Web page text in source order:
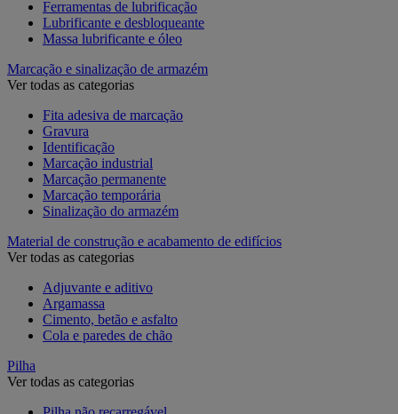
Ferramentas de lubrificação
Lubrificante e desbloqueante
Massa lubrificante e óleo
Marcação e sinalização de armazém
Ver todas as categorias
Fita adesiva de marcação
Gravura
Identificação
Marcação industrial
Marcação permanente
Marcação temporária
Sinalização do armazém
Material de construção e acabamento de edifícios
Ver todas as categorias
Adjuvante e aditivo
Argamassa
Cimento, betão e asfalto
Cola e paredes de chão
Pilha
Ver todas as categorias